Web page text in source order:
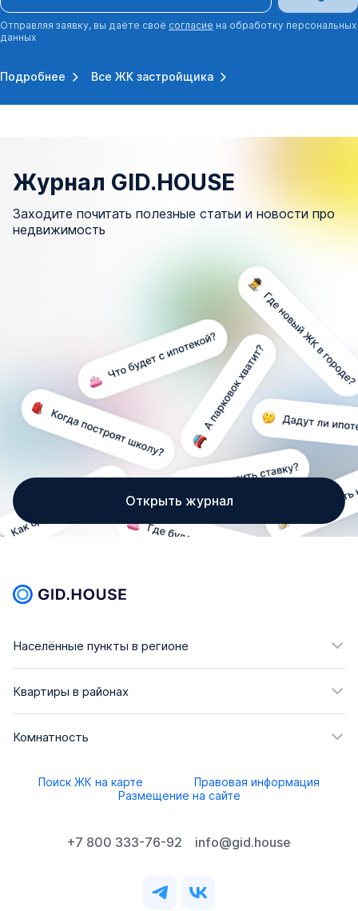
Отправляя заявку, вы даёте своё согласие на обработку персональных
данных
Подробнее Все ЖК застройщика
Журнал GID.HOUSE
Заходите почитать полезные статьи и новости про
недвижимость
Открыть журнал
Населённые пункты в регионе
Квартиры в районах
Комнатность
Поиск ЖК на карте
Правовая информация
Размещение на сайте
+7 800 333-76-92 info@gid.house